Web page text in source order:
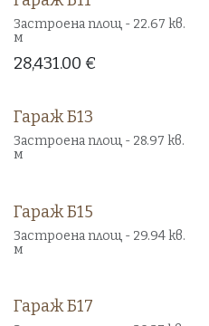
Свободен!
Застроена площ - 22.67 кв.
м
28,431.00 €
Продаден
Гараж Б13
Застроена площ - 28.97 кв.
м
Продаден
Гараж Б15
Застроена площ - 29.94 кв.
м
Гараж Б17